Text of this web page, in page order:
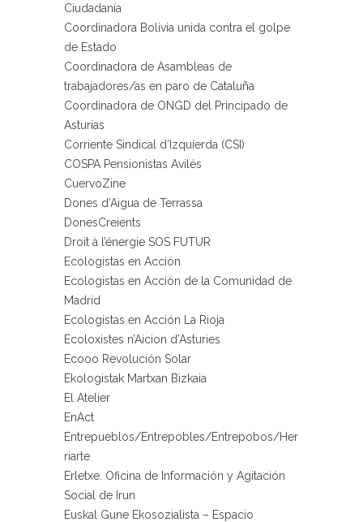
Ciudadanía
Coordinadora Bolivia unida contra el golpe
de Estado
Coordinadora de Asambleas de
trabajadores/as en paro de Cataluña
Coordinadora de ONGD del Principado de
Asturias
Corriente Sindical d’Izquierda (CSI)
COSPA Pensionistas Avilés
CuervoZine
Dones d’Aigua de Terrassa
DonesCreients
Droit à l’énergie SOS FUTUR
Ecologistas en Acción
Ecologistas en Acción de la Comunidad de
Madrid
Ecologistas en Acción La Rioja
Ecoloxistes n’Aicion d’Asturies
Ecooo Revolución Solar
Ekologistak Martxan Bizkaia
El Atelier
EnAct
Entrepueblos/Entrepobles/Entrepobos/Her
riarte
Erletxe. Oficina de Información y Agitación
Social de Irun
Euskal Gune Ekosozialista – Espacio